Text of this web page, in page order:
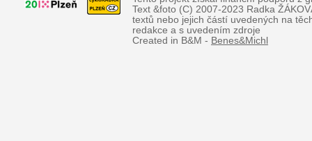
Text &foto (C) 2007-2023 Radka
textů nebo jejich částí uvedených na
redakce a s uvedením zdroje
Created in B&M - Benes&Michl